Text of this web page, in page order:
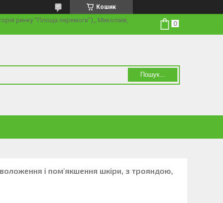
Кошик
ринку "Площа перемоги"),, Миколаїв,
Пошук...
і пом'якшення шкіри, з трояндою,